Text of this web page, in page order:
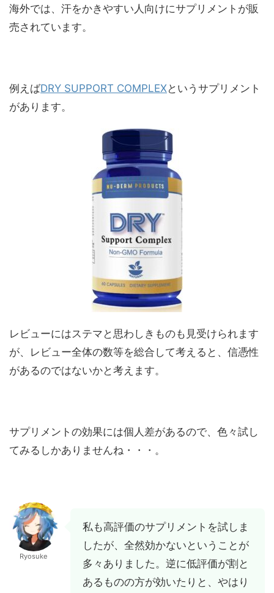
海外では、汗をかきやすい人向けにサプリメントが販
売されています。
例えばDRY SUPPORT COMPLEX というサプリメント
があります。
レビューにはステマと思わしきものも見受けられます
が、レビュー全体の数等を総合して考えると、信憑性
があるのではないかと考えます。
サプリメントの効果には個人差があるので、色々試し
てみるしかありませんね・・・。
Ryosuke
私も高評価のサプリメントを試しま
したが、全然効かないということが
多々ありました。逆に低評価が割と
あるものの方が効いたりと、やはり